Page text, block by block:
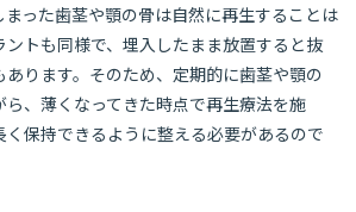
まった歯茎や顎の骨は自然に再生することは
ントも同様で、埋入したまま放置すると抜
あります。そのため、定期的に歯茎や顎の
、薄くなってきた時点で再生療法を施
く保持できるように整える必要があるので